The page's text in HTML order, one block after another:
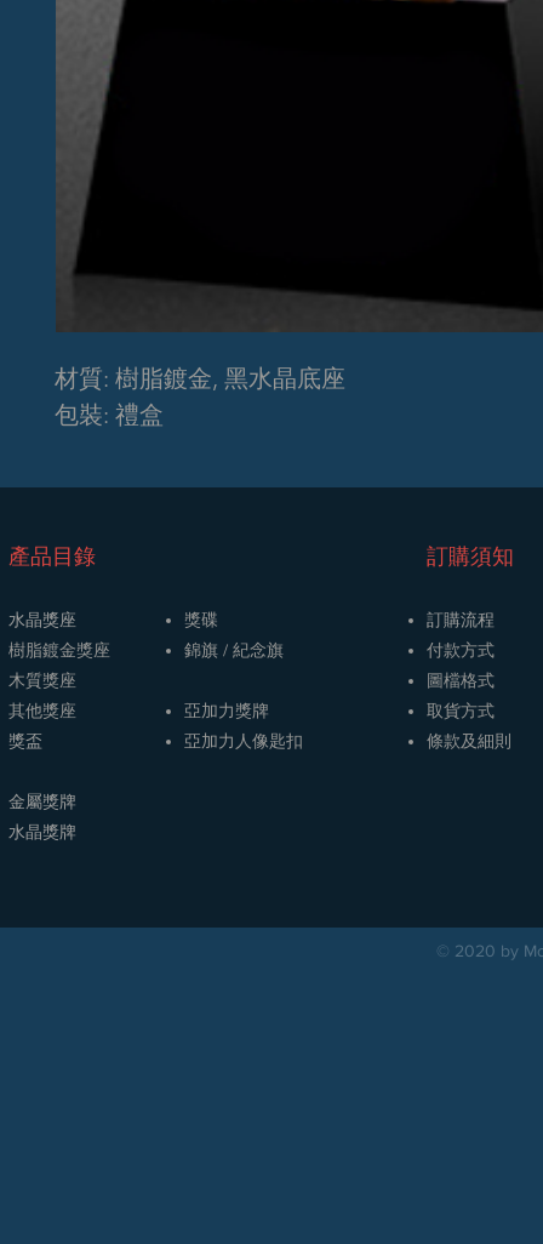
材質: 樹脂鍍金, 黑水晶底座
包裝: 禮盒
​產品目錄
水晶獎座
樹脂鍍金獎座
木質獎座
其他獎座
獎盃
金屬獎牌
​水晶獎牌
獎碟
​​錦旗 / 紀念旗
亞加力獎牌
​亞加力人像匙扣
訂購須知
訂購流程
​付款方式
圖檔格式
取貨方式
條款及細則
© 2020 by